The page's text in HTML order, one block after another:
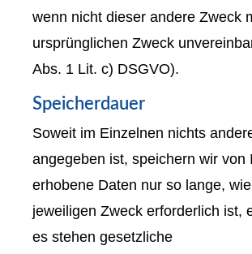
wenn nicht dieser andere Zweck
ursprünglichen Zweck
Abs. 1 Lit. c) DSGVO).
Speicherdauer
Soweit im Einzelnen nichts
angegeben ist, speichern wir von
erhobene Daten nur so lange,
jeweiligen Zweck erforderlich ist,
es stehen gesetzliche